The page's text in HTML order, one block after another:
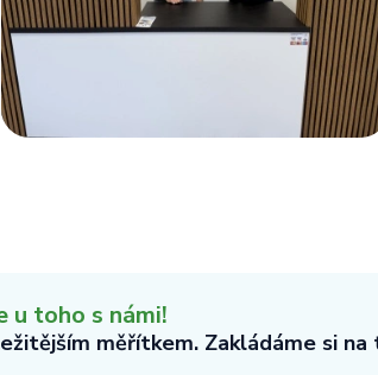
u toho s námi!
měřítkem. Zakládáme si